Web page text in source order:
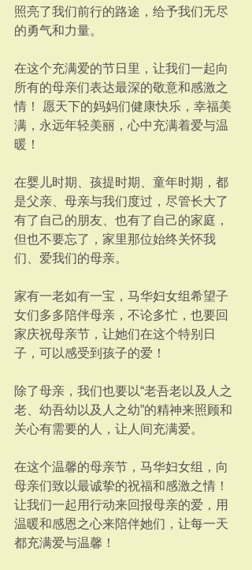
照亮了我们前行的路途，给予我们无尽
的勇气和力量。
在这个充满爱的节日里，让我们一起向
所有的母亲们表达最深的敬意和感激之
情！ 愿天下的妈妈们健康快乐，幸福美
满，永远年轻美丽，心中充满着爱与温
暖！
在婴儿时期、孩提时期、童年时期，都
是父亲、母亲与我们度过，尽管长大了
有了自己的朋友、也有了自己的家庭，
但也不要忘了，家里那位始终关怀我
们、爱我们的母亲。
家有一老如有一宝，马华妇女组希望子
女们多多陪伴母亲，不论多忙，也要回
家庆祝母亲节，让她们在这个特别日
子，可以感受到孩子的爱！
除了母亲，我们也要以“老吾老以及人之
老、幼吾幼以及人之幼”的精神来照顾和
关心有需要的人，让人间充满爱。
在这个温馨的母亲节，马华妇女组，向
母亲们致以最诚挚的祝福和感激之情！
让我们一起用行动来回报母亲的爱，用
温暖和感恩之心来陪伴她们，让每一天
都充满爱与温馨！